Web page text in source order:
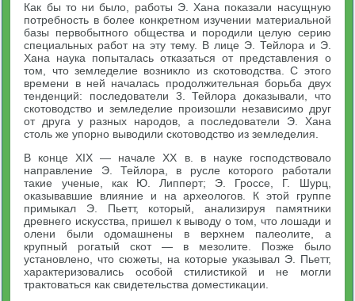
Как бы то ни было, работы Э. Хана показали насущную
потребность в более конкретном изучении материальной
базы первобытного общества и породили целую серию
специальных работ на эту тему. В лице Э. Тейлора и Э.
Хана наука попыталась отказаться от представления о
том, что земледелие возникло из скотоводства. С этого
времени в ней началась продолжительная борьба двух
тенденций: последователи 3. Тейлора доказывали, что
скотоводство и земледелие произошли независимо друг
от друга у разных народов, а последователи Э. Хана
столь же упорно выводили скотоводство из земледелия.
В конце XIX — начале XX в. в науке господствовало
направление Э. Тейлора, в русле которого работали
такие ученые, как Ю. Липперт; Э. Гроссе, Г. Шурц,
оказывавшие влияние и на археологов. К этой группе
примыкал Э. Пьетт, который, анализируя памятники
древнего искусства, пришел к выводу о том, что лошади и
олени были одомашнены в верхнем палеолите, а
крупный рогатый скот — в мезолите. Позже было
установлено, что сюжеты, на которые указывал Э. Пьетт,
характеризовались особой стилистикой и не могли
трактоваться как свидетельства доместикации.